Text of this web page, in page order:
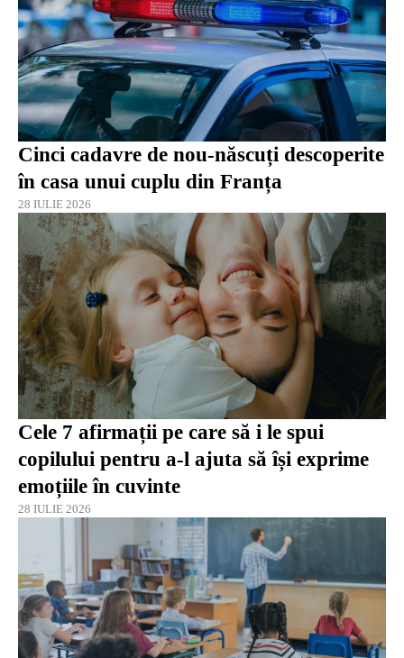
Cinci cadavre de nou-născuți descoperite
în casa unui cuplu din Franța
28 IULIE 2026
Cele 7 afirmații pe care să i le spui
copilului pentru a-l ajuta să își exprime
emoțiile în cuvinte
28 IULIE 2026